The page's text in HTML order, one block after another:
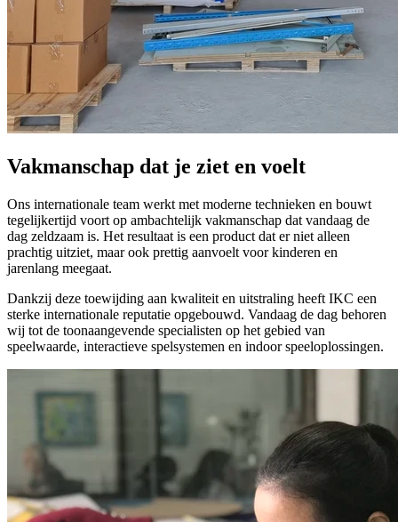
Vakmanschap dat je ziet en voelt
Ons internationale team werkt met moderne technieken en bouwt
tegelijkertijd voort op ambachtelijk vakmanschap dat vandaag de
dag zeldzaam is. Het resultaat is een product dat er niet alleen
prachtig uitziet, maar ook prettig aanvoelt voor kinderen en
jarenlang meegaat.
Dankzij deze toewijding aan kwaliteit en uitstraling heeft IKC een
sterke internationale reputatie opgebouwd. Vandaag de dag behoren
wij tot de toonaangevende specialisten op het gebied van
speelwaarde, interactieve spelsystemen en indoor speeloplossingen.